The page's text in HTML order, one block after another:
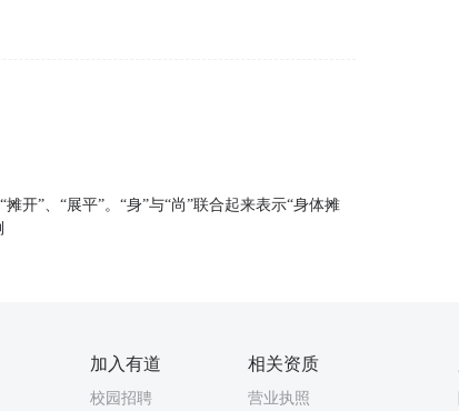
开”、“展平”。“身”与“尚”联合起来表示“身体摊
加入有道
校园招聘
相关资质
营业执照